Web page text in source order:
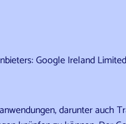
Google Ireland
darunter auch